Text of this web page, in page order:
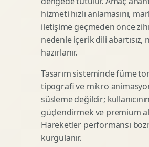
SEO Icerik Stratejisi
Schema Markup Optimizasyonu
3D
3D
Premium Ambalaj Tasarimi
Etiket Tasarimi
Kutu Tasarimi
Raf Gorunurlugu
Afis
hizmeti hızlı anlamasını,
iletişime geçmeden önce
nedenle içerik dili abartısız,
hazırlanır.
Tasarım sisteminde füme
tipografi ve mikro
süsleme değildir;
güçlendirmek ve premium
Hareketler performansı
kurgulanır.